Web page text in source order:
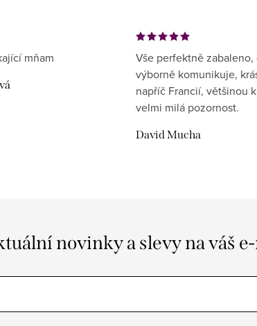
mňam
Vše perfektně zabaleno,
výborně komunikuje,
napříč Francií, většinou
velmi milá pozornost.
David Mucha
novinky a slevy na váš